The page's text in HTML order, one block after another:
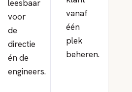
leesbaar
voor
de
directie
én de
engineers.
vanaf
één
plek
beheren.